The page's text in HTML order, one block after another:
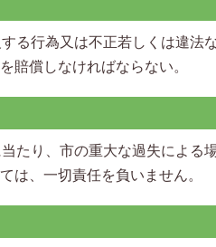
る行為又は不正若しくは違法
賠償しなければならない。
たり、市の重大な過失による
は、一切責任を負いません。